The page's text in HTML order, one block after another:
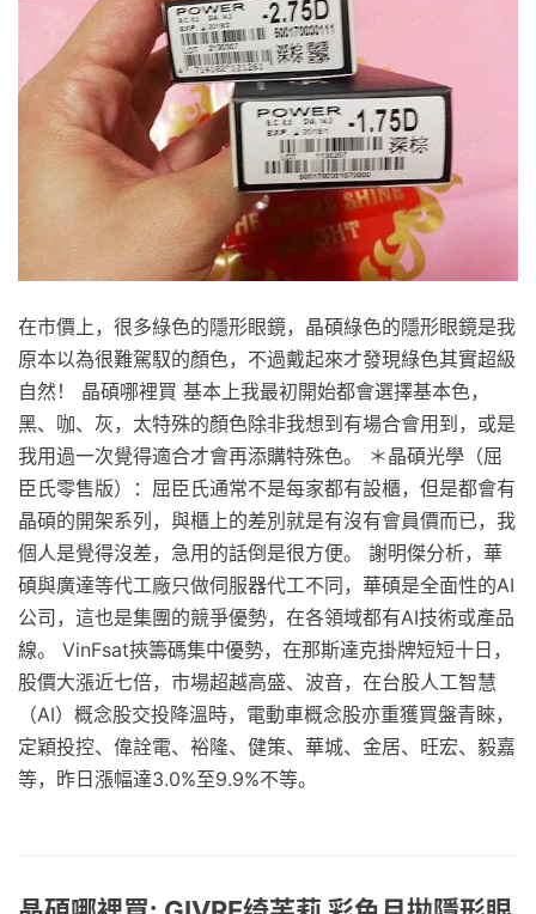
在市價上，很多綠色的隱形眼鏡，晶碩綠色的隱形眼鏡是我
原本以為很難駕馭的顏色，不過戴起來才發現綠色其實超級
自然！ 晶碩哪裡買 基本上我最初開始都會選擇基本色，
黑、咖、灰，太特殊的顏色除非我想到有場合會用到，或是
我用過一次覺得適合才會再添購特殊色。 ＊晶碩光學（屈
臣氏零售版）：屈臣氏通常不是每家都有設櫃，但是都會有
晶碩的開架系列，與櫃上的差別就是有沒有會員價而已，我
個人是覺得沒差，急用的話倒是很方便。 謝明傑分析，華
碩與廣達等代工廠只做伺服器代工不同，華碩是全面性的AI
公司，這也是集團的競爭優勢，在各領域都有AI技術或產品
線。 VinFsat挾籌碼集中優勢，在那斯達克掛牌短短十日，
股價大漲近七倍，市場超越高盛、波音，在台股人工智慧
（AI）概念股交投降溫時，電動車概念股亦重獲買盤青睞，
定穎投控、偉詮電、裕隆、健策、華城、金居、旺宏、毅嘉
等，昨日漲幅達3.0%至9.9%不等。